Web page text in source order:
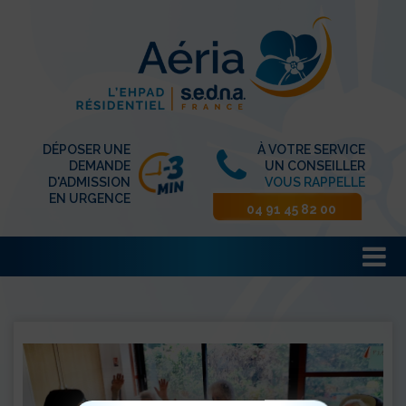
DÉPOSER UNE
DEMANDE
D'ADMISSION
EN URGENCE
À VOTRE SERVICE
UN CONSEILLER
VOUS RAPPELLE
04 91 45 82 00